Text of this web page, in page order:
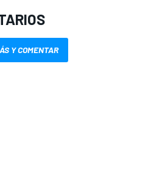
Y COMENTAR